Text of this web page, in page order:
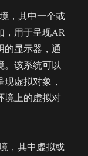
，其中一个或
，用于呈现AR
的显示器，通
。该系统可以
虚拟对象，
境上的虚拟对
，其中虚拟或